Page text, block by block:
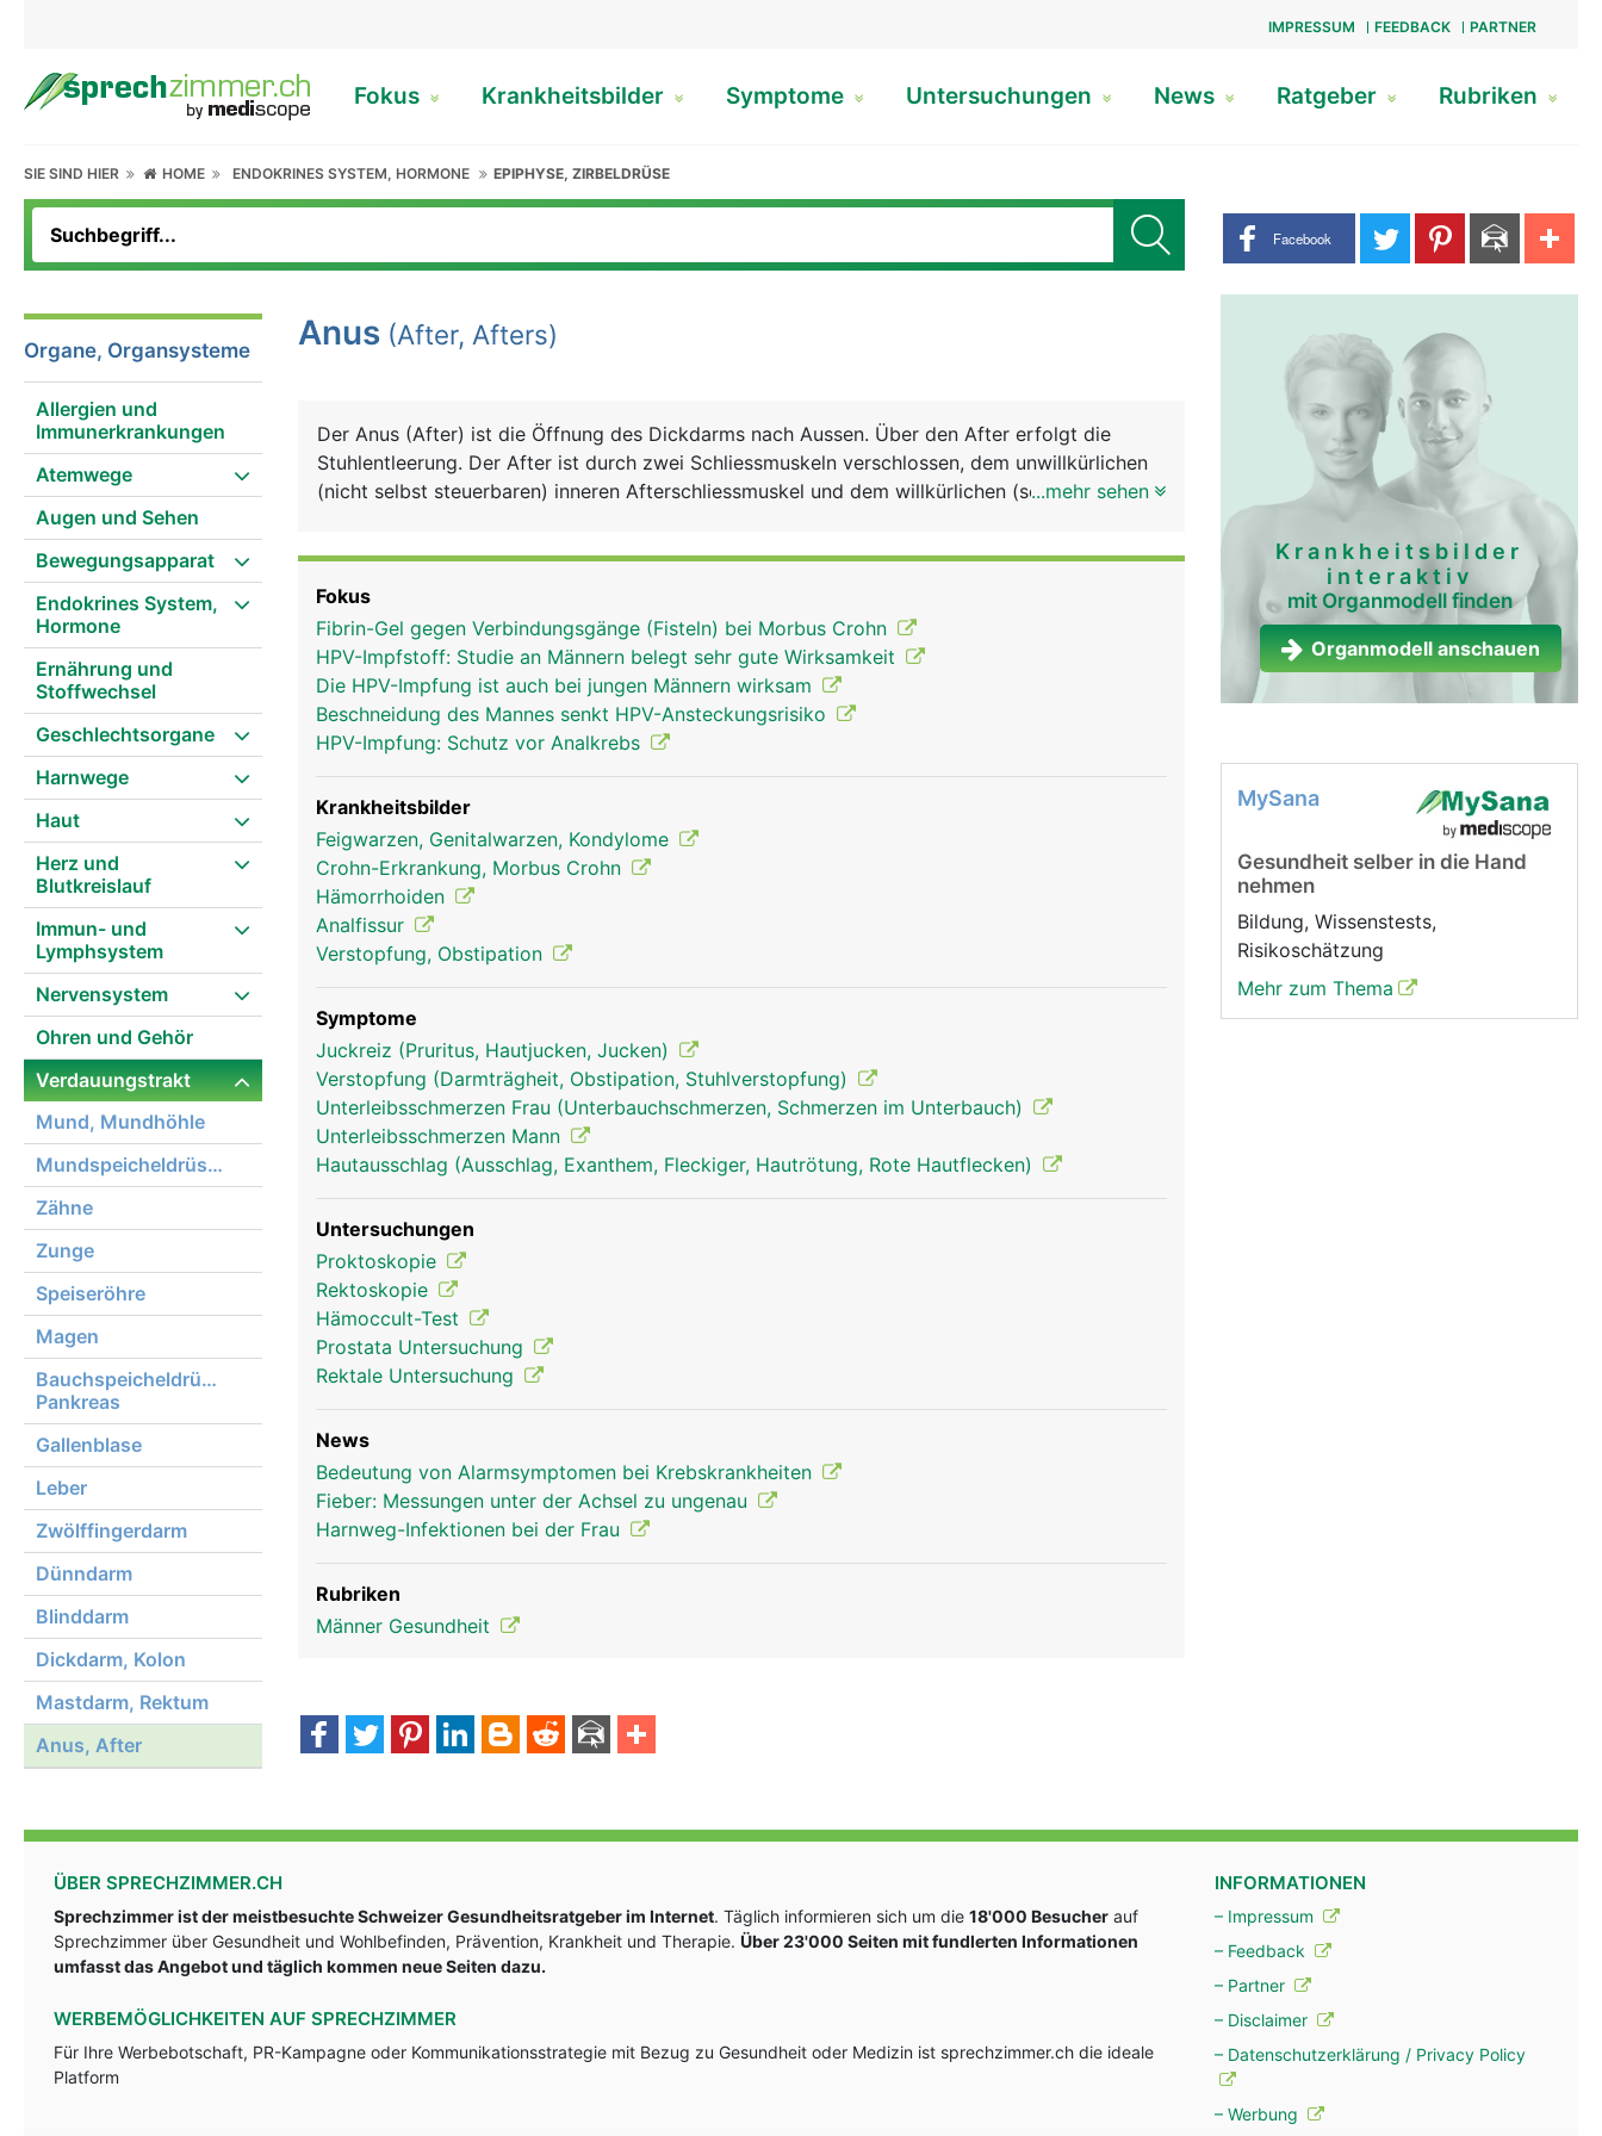
IMPRESSUM FEEDBACK PARTNER
Fokus Krankheitsbilder Symptome Untersuchungen News Ratgeber Rubriken
SIE SIND HIER HOME ENDOKRINES SYSTEM, HORMONE EPIPHYSE, ZIRBELDRÜSE
Share buttons
Facebook
Organe, Organsysteme
Allergien und
Immunerkrankungen
Atemwege
Augen und Sehen
Bewegungsapparat
Endokrines System,
Hormone
Ernährung und
Stoffwechsel
Geschlechtsorgane
Harnwege
Haut
Herz und
Blutkreislauf
Immun- und
Lymphsystem
Nervensystem
Ohren und Gehör
Verdauungstrakt
Mund, Mundhöhle
Mundspeicheldrüsen
Zähne
Zunge
Speiseröhre
Magen
Bauchspeicheldrüse,
Pankreas
Gallenblase
Leber
Zwölffingerdarm
Dünndarm
Blinddarm
Dickdarm, Kolon
Mastdarm, Rektum
Anus, After
Anus (After, Afters)
Der Anus (After) ist die Öffnung des Dickdarms nach Aussen. Über den After erfolgt die
Stuhlentleerung. Der After ist durch zwei Schliessmuskeln verschlossen, dem unwillkürlichen
(nicht selbst steuerbaren) inneren Afterschliessmuskel und dem willkürlichen (selbst
anus frau anus mann
...mehr sehen
Fokus
Fibrin-Gel gegen Verbindungsgänge (Fisteln) bei Morbus Crohn
HPV-Impfstoff: Studie an Männern belegt sehr gute Wirksamkeit
Die HPV-Impfung ist auch bei jungen Männern wirksam
Beschneidung des Mannes senkt HPV-Ansteckungsrisiko
HPV-Impfung: Schutz vor Analkrebs
Krankheitsbilder
Feigwarzen, Genitalwarzen, Kondylome
Crohn-Erkrankung, Morbus Crohn
Hämorrhoiden
Analfissur
Verstopfung, Obstipation
Symptome
Juckreiz (Pruritus, Hautjucken, Jucken)
Verstopfung (Darmträgheit, Obstipation, Stuhlverstopfung)
Unterleibsschmerzen Frau (Unterbauchschmerzen, Schmerzen im Unterbauch)
Unterleibsschmerzen Mann
Hautausschlag (Ausschlag, Exanthem, Fleckiger, Hautrötung, Rote Hautflecken)
Untersuchungen
Proktoskopie
Rektoskopie
Hämoccult-Test
Prostata Untersuchung
Rektale Untersuchung
News
Bedeutung von Alarmsymptomen bei Krebskrankheiten
Fieber: Messungen unter der Achsel zu ungenau
Harnweg-Infektionen bei der Frau
Rubriken
Männer Gesundheit
Krankheitsbilder
interaktiv
mit Organmodell finden
Organmodell anschauen
MySana
Gesundheit selber in die Hand
nehmen
Bildung, Wissenstests,
Risikoschätzung
Mehr zum Thema
ÜBER SPRECHZIMMER.CH
Sprechzimmer ist der meistbesuchte Schweizer Gesundheitsratgeber im Internet. Täglich informieren sich um die 18'000 Besucher auf
Sprechzimmer über Gesundheit und Wohlbefinden, Prävention, Krankheit und Therapie. Über 23'000 Seiten mit fundlerten Informationen
umfasst das Angebot und täglich kommen neue Seiten dazu.
WERBEMÖGLICHKEITEN AUF SPRECHZIMMER
Für Ihre Werbebotschaft, PR-Kampagne oder Kommunikationsstrategie mit Bezug zu Gesundheit oder Medizin ist sprechzimmer.ch die ideale
Platform
INFORMATIONEN
– Impressum
– Feedback
– Partner
– Disclaimer
– Datenschutzerklärung / Privacy Policy
– Werbung